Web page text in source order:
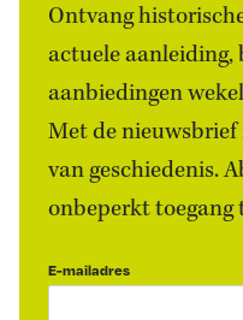
Ontvang
actuele aanleiding,
aanbiedingen
Met de nieuwsbrief
van geschiedenis.
onbeperkt
E-mailadres